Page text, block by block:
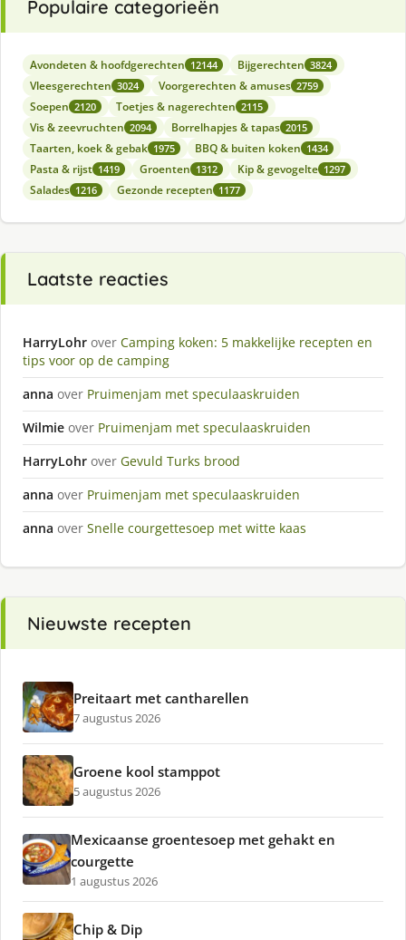
Populaire categorieën
Avondeten & hoofdgerechten 12144 Bijgerechten 3824
Vleesgerechten 3024 Voorgerechten & amuses 2759
Soepen 2120 Toetjes & nagerechten 2115
Vis & zeevruchten 2094 Borrelhapjes & tapas 2015
Taarten, koek & gebak 1975 BBQ & buiten koken 1434
Pasta & rijst 1419 Groenten 1312 Kip & gevogelte 1297
Salades 1216 Gezonde recepten 1177
Laatste reacties
HarryLohr over Camping koken: 5 makkelijke recepten en
tips voor op de camping
anna over Pruimenjam met speculaaskruiden
Wilmie over Pruimenjam met speculaaskruiden
HarryLohr over Gevuld Turks brood
anna over Pruimenjam met speculaaskruiden
anna over Snelle courgettesoep met witte kaas
Nieuwste recepten
Preitaart met cantharellen
7 augustus 2026
Groene kool stamppot
5 augustus 2026
Mexicaanse groentesoep met gehakt en
courgette
1 augustus 2026
Chip & Dip